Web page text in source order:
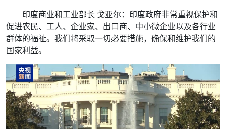
印度商业和工业部长 戈亚尔：印度政府非常重视保护和
促进农民、工人、企业家、出口商、中小微企业以及各行业
群体的福祉。我们将采取一切必要措施，确保和维护我们的
国家利益。